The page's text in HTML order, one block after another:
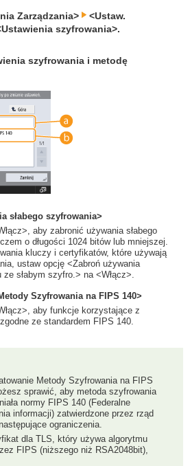
Zarządzania>
<Ustaw.
szyfrowania>.
szyfrowania i metodę
słabego szyfrowania>
aby zabronić używania słabego
o długości 1024 bitów lub mniejszej.
kluczy i certyfikatów, które używają
ustaw opcję <Zabroń używania
słabym szyfro.> na <Włącz>.
Szyfrowania na FIPS 140>
aby funkcje korzystające z
ze standardem FIPS 140.
Metody Szyfrowania na FIPS
sprawić, aby metoda szyfrowania
normy FIPS 140 (Federalne
informacji) zatwierdzone przez rząd
ograniczenia.
dla TLS, który używa algorytmu
FIPS (niższego niż RSA2048bit),